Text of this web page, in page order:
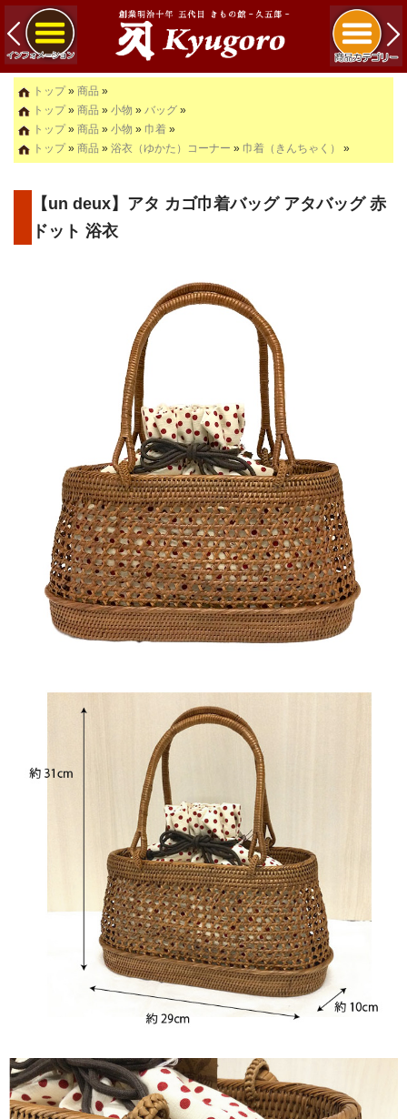
トップ» 商品 »
トップ» 商品 » 小物 » バッグ »
トップ» 商品 » 小物 » 巾着 »
トップ» 商品 » 浴衣（ゆかた）コーナー » 巾着（きんちゃく） »
【un deux】アタ カゴ巾着バッグ アタバッグ 赤
ドット 浴衣